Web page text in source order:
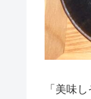
「美味